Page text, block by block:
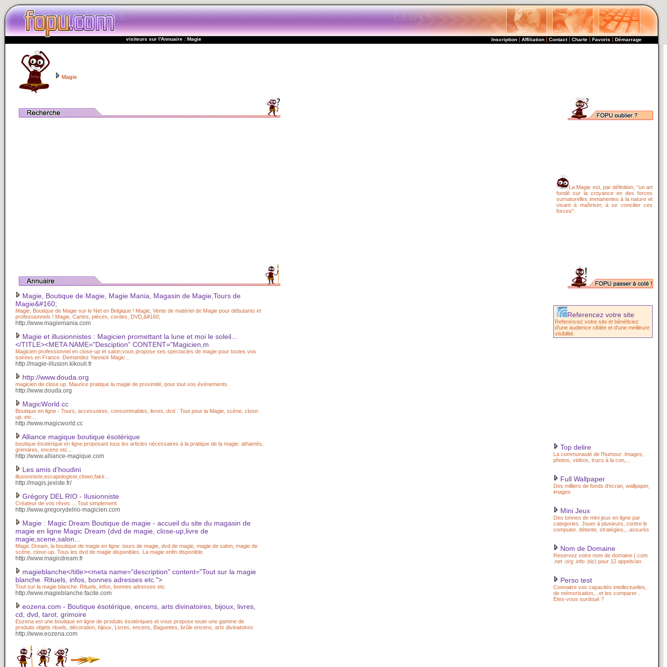
visiteurs sur l'Annuaire : Magie Inscription | Affiliation | Contact | Charte | Favoris | Démarrage
Magie
La Magie est, par définition, "un art
fondé sur la croyance en des forces
surnaturelles immanentes à la nature et
visant à maîtriser, à se concilier ces
forces".
Magie, Boutique de Magie, Magie Mania, Magasin de Magie,Tours de
Magie&#160;
Magie, Boutique de Magie sur le Net en Belgique ! Magie, Vente de matériel de Magie pour débutants et
professionnels ! Magie, Cartes, pièces, cordes, DVD,&#160;
http://www.magiemania.com
Magie et illusionnistes : Magicien promettant la lune et moi le soleil...
</TITLE><META NAME="Desciption" CONTENT="Magicien,m
Magicien professionnel en close-up et salon,vous propose ses spectacles de magie pour toutes vos
soirées en France. Demandez Yannick Magic...
http://magie-illusion.kikouli.fr
http://www.douda.org
magicien de close up. Maurice pratique la magie de proximité, pour tout vos événements
http://www.douda.org
MagicWorld.cc
Boutique en ligne - Tours, accessoires, consommables, livres, dvd : Tout pour la Magie, scène, close-
up, etc...
http://www.magicworld.cc
Alliance magique boutique ésotérique
boutique ésotérique en ligne proposant tous les articles nécessaires à la pratique de la magie: athamés,
grimoires, encens etc...
http://www.alliance-magique.com
Les amis d'houdini
illusionniste,escapologiste,clown,fakir...
http://magis.jexiste.fr/
Grégory DEL RIO - Ilusionniste
Créateur de vos rêves ... Tout simplement
http://www.gregorydelrio-magicien.com
Magie : Magic Dream Boutique de magie - accueil du site du magasin de
magie en ligne Magic Dream (dvd de magie, close-up,livre de
magie,scene,salon...
Magic Dream, la boutique de magie en ligne :tours de magie, dvd de magie, magie de salon, magie de
scène, close-up. Tous les dvd de magie disponibles. La magie enfin disponible.
http://www.magicdream.fr
magieblanche</title><meta name="description" content="Tout sur la magie
blanche. Rituels, infos, bonnes adresses etc.">
Tout sur la magie blanche. Rituels, infos, bonnes adresses etc.
http://www.magieblanche.facite.com
eozena.com - Boutique ésotérique, encens, arts divinatoires, bijoux, livres,
cd, dvd, tarot, grimoire
Eozena est une boutique en ligne de produits ésotériques et vous propose toute une gamme de
produits objets rituels, décoration, bijoux, Livres, encens, Baguettes, brûle encens, arts divinatoires
http://www.eozena.com
Referencez votre site
Referencez votre site et bénéficiez
d'une audience ciblée et d’une meilleure
visibilité.
Top delire
La communauté de l'humour: Images,
photos, vidéos, trucs à la con,...
Full Wallpaper
Des milliers de fonds d'ecran, wallpaper,
images
Mini Jeux
Des tonnes de mini jeux en ligne par
categories. Jouer à plusieurs, contre le
computer. détente, stratégies,...assurés
Nom de Domaine
Reservez votre nom de domaine (.com
.net .org .info .biz) pour 12 appels/an
Perso test
Connaitre vos capacités intellectuelles,
de mémorisation,...et les comparer...
Etes-vous surdoué ?